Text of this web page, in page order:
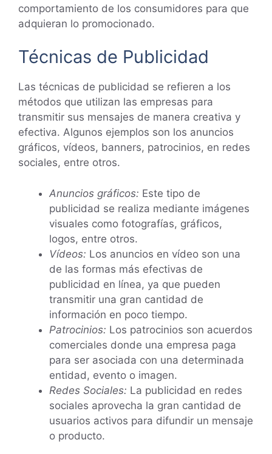
comportamiento de los consumidores para que
adquieran lo promocionado.
Técnicas de Publicidad
Las técnicas de publicidad se refieren a los
métodos que utilizan las empresas para
transmitir sus mensajes de manera creativa y
efectiva. Algunos ejemplos son los anuncios
gráficos, vídeos, banners, patrocinios, en redes
sociales, entre otros.
Anuncios gráficos: Este tipo de
publicidad se realiza mediante imágenes
visuales como fotografías, gráficos,
logos, entre otros.
Vídeos: Los anuncios en vídeo son una
de las formas más efectivas de
publicidad en línea, ya que pueden
transmitir una gran cantidad de
información en poco tiempo.
Patrocinios: Los patrocinios son acuerdos
comerciales donde una empresa paga
para ser asociada con una determinada
entidad, evento o imagen.
Redes Sociales: La publicidad en redes
sociales aprovecha la gran cantidad de
usuarios activos para difundir un mensaje
o producto.